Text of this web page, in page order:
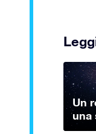
Un
una